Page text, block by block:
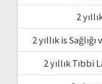
2
2 yıllık is
2 yıllık